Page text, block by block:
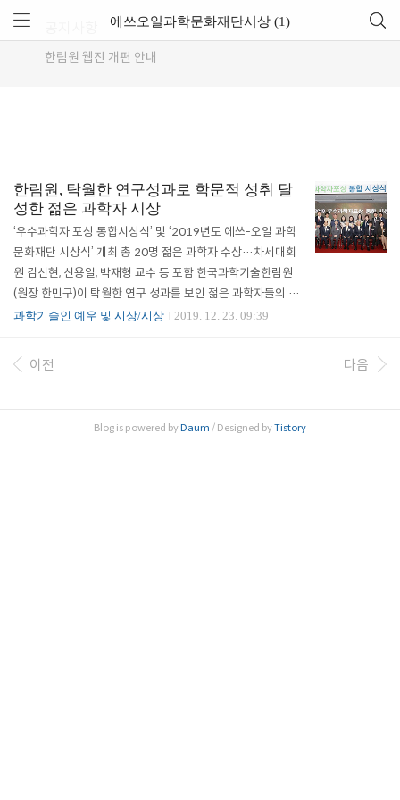
한림원 웹진 개편 안내
에쓰오일과학문화재단시상 (1)
한림원, 탁월한 연구성과로 학문적 성취 달
성한 젊은 과학자 시상
‘우수과학자 포상 통합시상식’ 및 ‘2019년도 에쓰-오일 과학
문화재단 시상식’ 개최 총 20명 젊은 과학자 수상…차세대회
원 김신현, 신용일, 박재형 교수 등 포함 한국과학기술한림원
(원장 한민구)이 탁월한 연구 성과를 보인 젊은 과학자들의 사
기 진작을 위해 정부 및 민간과 협력하여 다양한 시상사업을
일 과학문화재단 시상' 등의 심사를 담당, 기초과학 및 공학 분
야에서 높은 잠재력을 지닌 신진 연구자와 장차 한국을 빛낼
매진할 수 있도록 지원하는 것이 가장 중요하다”며 “시상 사업
과학기술인 예우 및 시상/시상 2019. 12. 23. 09:39
이전 다음
Blog is powered byDaum / Designed byTistory